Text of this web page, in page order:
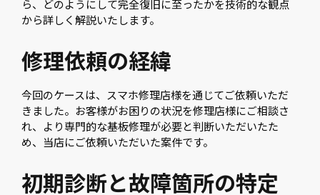
ら、どのようにして完全復旧に至ったかを技術的な観点
から詳しく解説いたします。
修理依頼の経緯
今回のケースは、スマホ修理店様を通じてご依頼いただ
きました。お客様がお困りの状況を修理店様にご相談さ
れ、より専門的な基板修理が必要と判断いただいたた
め、当店にご依頼いただいた案件です。
初期診断と故障箇所の特定